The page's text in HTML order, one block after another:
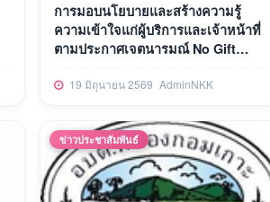
การมอบนโยบายและสร้างความรู้
ความเข้าใจแก่ผู้บริการและเจ้าหน้าที่
ตามประกาศเจตนารมณ์ No Gift
ปีงบประมาณ พ.ศ. 2569
19 มิถุนายน 2569 AdminNKK
ข่าวประชาสัมพันธ์